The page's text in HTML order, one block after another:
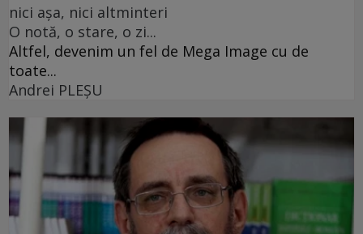
nici așa, nici altminteri
O notă, o stare, o zi...
Altfel, devenim un fel de Mega Image cu de
toate...
Andrei PLEŞU